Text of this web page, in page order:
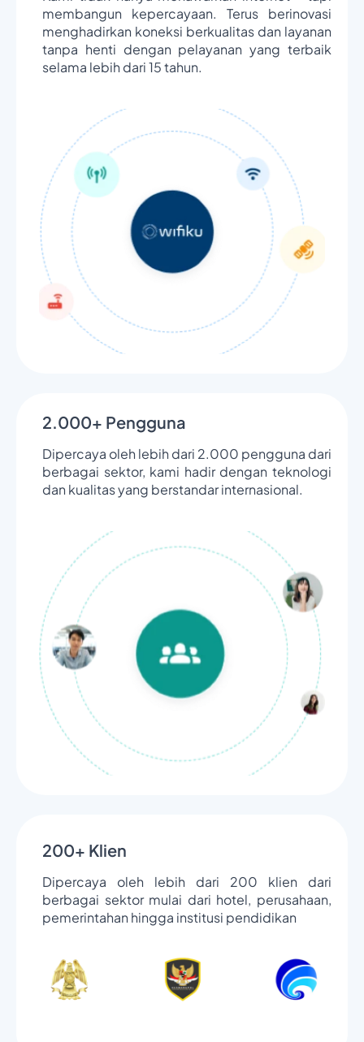
membangun kepercayaan. Terus berinovasi
menghadirkan koneksi berkualitas dan layanan
tanpa henti dengan pelayanan yang terbaik
selama lebih dari 15 tahun.
2.000+ Pengguna
Dipercaya oleh lebih dari 2.000 pengguna dari
berbagai sektor, kami hadir dengan teknologi
dan kualitas yang berstandar internasional.
200+ Klien
Dipercaya oleh lebih dari 200 klien dari
berbagai sektor mulai dari hotel, perusahaan,
pemerintahan hingga institusi pendidikan